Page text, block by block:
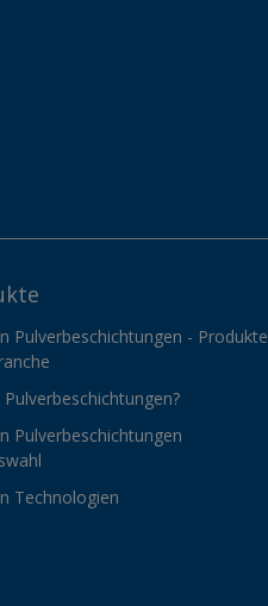
Pulverbeschichtungen - Produkte
Pulverbeschichtungen
Technologien